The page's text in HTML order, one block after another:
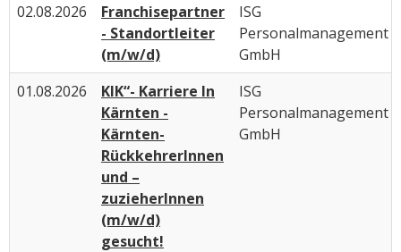
02.08.2026
Franchisepartner
- Standortleiter
(m/w/d)
ISG
Personalmanagement
GmbH
01.08.2026
KIK“- Karriere In
Kärnten -
Kärnten-
RückkehrerInnen
und –
zuzieherInnen
(m/w/d)
gesucht!
ISG
Personalmanagement
GmbH